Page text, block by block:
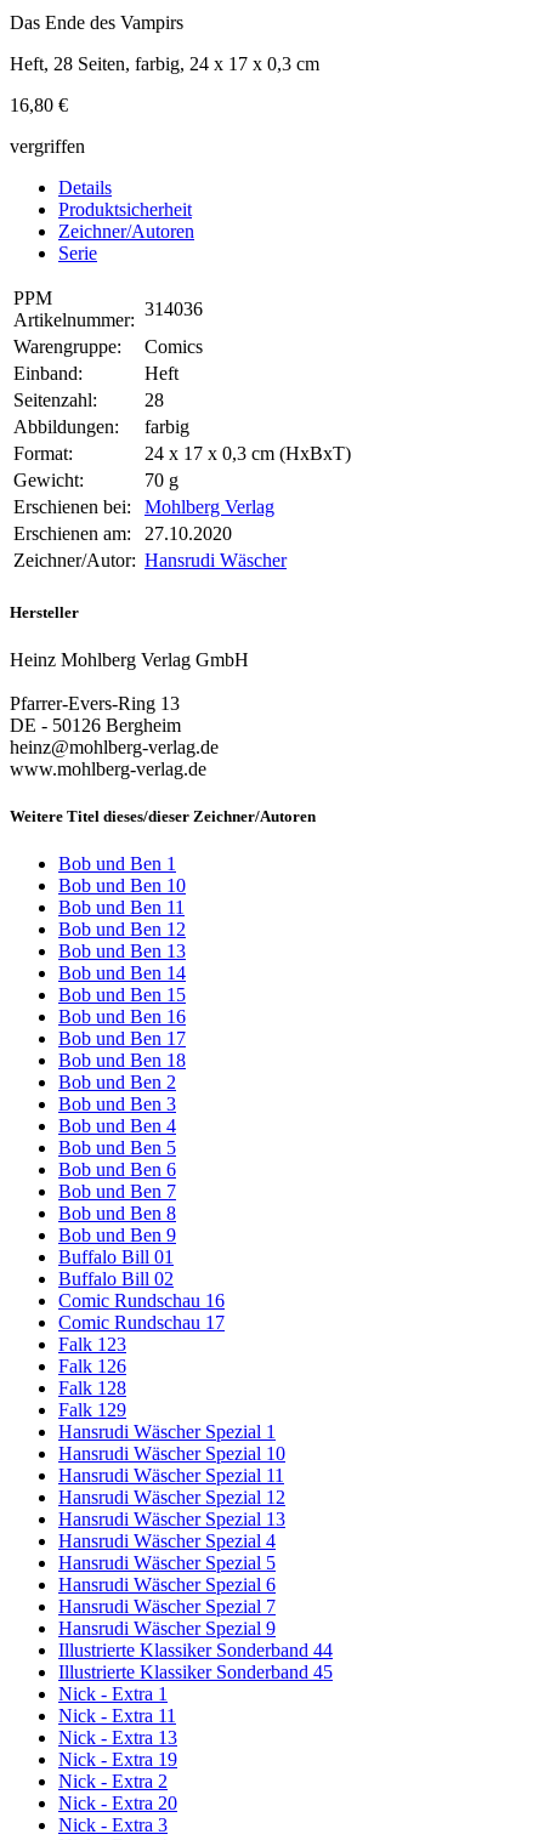
Das Ende des Vampirs
Heft, 28 Seiten, farbig, 24 x 17 x 0,3 cm
16,80 €
vergriffen
Details
Produktsicherheit
Zeichner/Autoren
Serie
PPM
Artikelnummer:
314036
Warengruppe:
Comics
Einband:
Heft
Seitenzahl:
28
Abbildungen:
farbig
Format:
24 x 17 x 0,3 cm (HxBxT)
Gewicht:
70 g
Erschienen bei:
Mohlberg Verlag
Erschienen am:
27.10.2020
Zeichner/Autor: Hansrudi Wäscher
Hersteller
Heinz Mohlberg Verlag GmbH
Pfarrer-Evers-Ring 13
DE - 50126 Bergheim
heinz@mohlberg-verlag.de
www.mohlberg-verlag.de
Weitere Titel dieses/dieser Zeichner/Autoren
Bob und Ben 1
Bob und Ben 10
Bob und Ben 11
Bob und Ben 12
Bob und Ben 13
Bob und Ben 14
Bob und Ben 15
Bob und Ben 16
Bob und Ben 17
Bob und Ben 18
Bob und Ben 2
Bob und Ben 3
Bob und Ben 4
Bob und Ben 5
Bob und Ben 6
Bob und Ben 7
Bob und Ben 8
Bob und Ben 9
Buffalo Bill 01
Buffalo Bill 02
Comic Rundschau 16
Comic Rundschau 17
Falk 123
Falk 126
Falk 128
Falk 129
Hansrudi Wäscher Spezial 1
Hansrudi Wäscher Spezial 10
Hansrudi Wäscher Spezial 11
Hansrudi Wäscher Spezial 12
Hansrudi Wäscher Spezial 13
Hansrudi Wäscher Spezial 4
Hansrudi Wäscher Spezial 5
Hansrudi Wäscher Spezial 6
Hansrudi Wäscher Spezial 7
Hansrudi Wäscher Spezial 9
Illustrierte Klassiker Sonderband 44
Illustrierte Klassiker Sonderband 45
Nick - Extra 1
Nick - Extra 11
Nick - Extra 13
Nick - Extra 19
Nick - Extra 2
Nick - Extra 20
Nick - Extra 3